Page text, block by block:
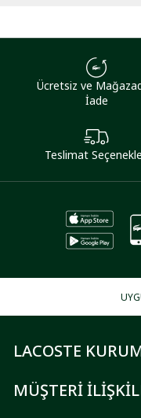
Ücretsiz ve
İade
Teslimat
LACOSTE
MÜŞTERİ